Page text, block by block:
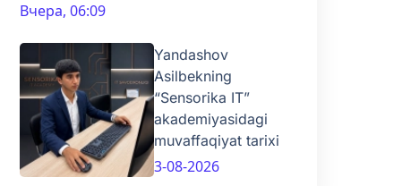
Вчера, 06:09
Yandashov
Asilbekning
“Sensorika IT”
akademiyasidagi
muvaffaqiyat tarixi
3-08-2026